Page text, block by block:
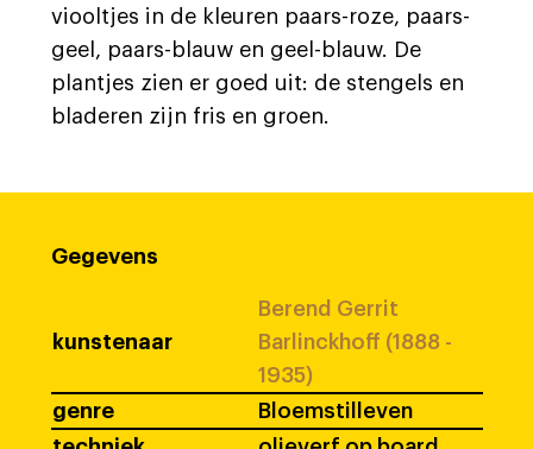
viooltjes in de kleuren paars-roze, paars-
geel, paars-blauw en geel-blauw. De
plantjes zien er goed uit: de stengels en
bladeren zijn fris en groen.
Gegevens
kunstenaar
Berend Gerrit
Barlinckhoff (1888 -
1935)
genre
Bloemstilleven